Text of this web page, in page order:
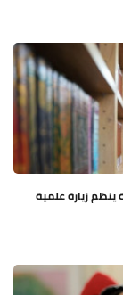
ينظم زيارة علمية